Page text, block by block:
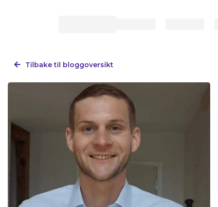
Tilbake til bloggoversikt